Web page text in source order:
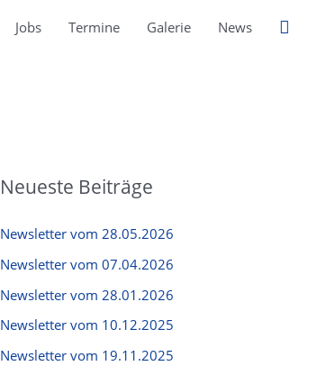
Jobs Termine Galerie News
Neueste Beiträge
Newsletter vom 28.05.2026
Newsletter vom 07.04.2026
Newsletter vom 28.01.2026
Newsletter vom 10.12.2025
Newsletter vom 19.11.2025